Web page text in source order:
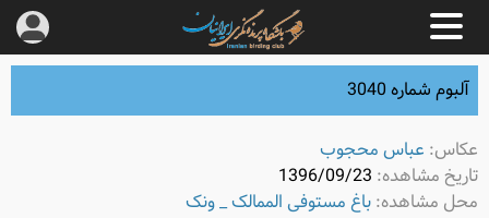
آلبوم شماره 3040
عکاس: عباس محجوب
تاریخ مشاهده: 1396/09/23
محل مشاهده:باغ مستوفی الممالک _ ونک